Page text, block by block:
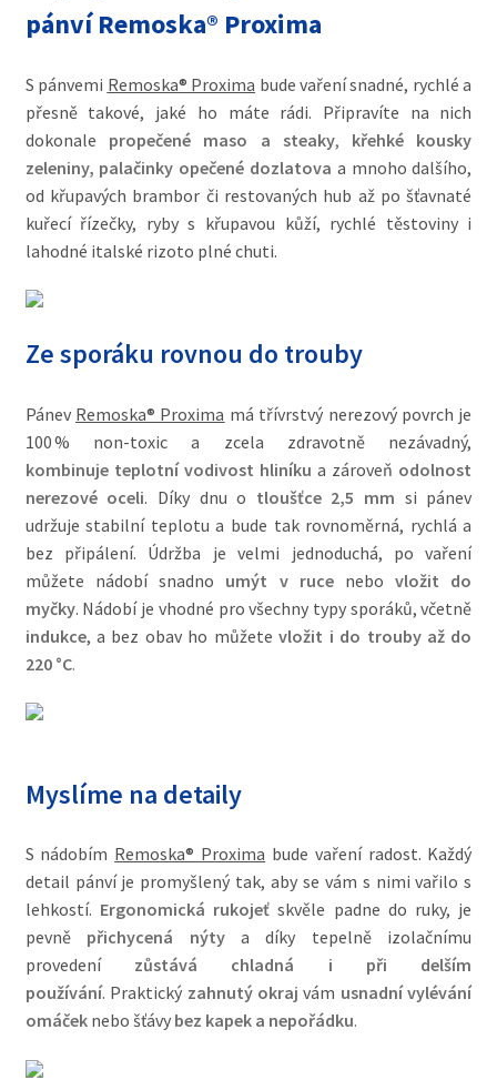
pánví Remoska® Proxima
S pánvemi Remoska® Proxima bude vaření snadné, rychlé a
přesně takové, jaké ho máte rádi. Připravíte na nich
dokonale
propečené maso a steaky, křehké kousky
zeleniny, palačinky opečené dozlatova a mnoho dalšího,
od křupavých brambor či restovaných hub až po šťavnaté
kuřecí řízečky, ryby s křupavou kůží, rychlé těstoviny i
lahodné italské rizoto plné chuti.
Ze sporáku rovnou do trouby
Pánev Remoska® Proxima má třívrstvý nerezový povrch je
100 % non-toxic a zcela zdravotně nezávadný,
kombinuje teplotní vodivost hliníku a zároveň odolnost
nerezové oceli. Díky dnu o tloušťce 2,5 mm si pánev
udržuje stabilní teplotu a bude tak rovnoměrná, rychlá a
bez připálení. Údržba je velmi jednoduchá, po vaření
můžete nádobí snadno umýt v ruce nebo vložit do
myčky. Nádobí je vhodné pro všechny typy sporáků, včetně
indukce, a bez obav ho můžete vložit i do trouby až do
220 °C.
Myslíme na detaily
S nádobím Remoska® Proxima bude vaření radost. Každý
detail pánví je promyšlený tak, aby se vám s nimi vařilo s
lehkostí. Ergonomická rukojeť skvěle padne do ruky, je
pevně
přichycená nýty
a díky tepelně izolačnímu
provedení
zůstává chladná i při delším
používání. Praktický zahnutý okraj vám usnadní vylévání
omáček nebo šťávy bez kapek a nepořádku.